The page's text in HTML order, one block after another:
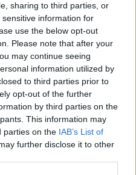
sharing to third parties, or
information for
use the below opt-out
Please note that after your
may continue seeing
information utilized by
to third parties prior to
opt-out of the further
by third parties on the
This information may
parties on the IAB’s List of
further disclose it to other